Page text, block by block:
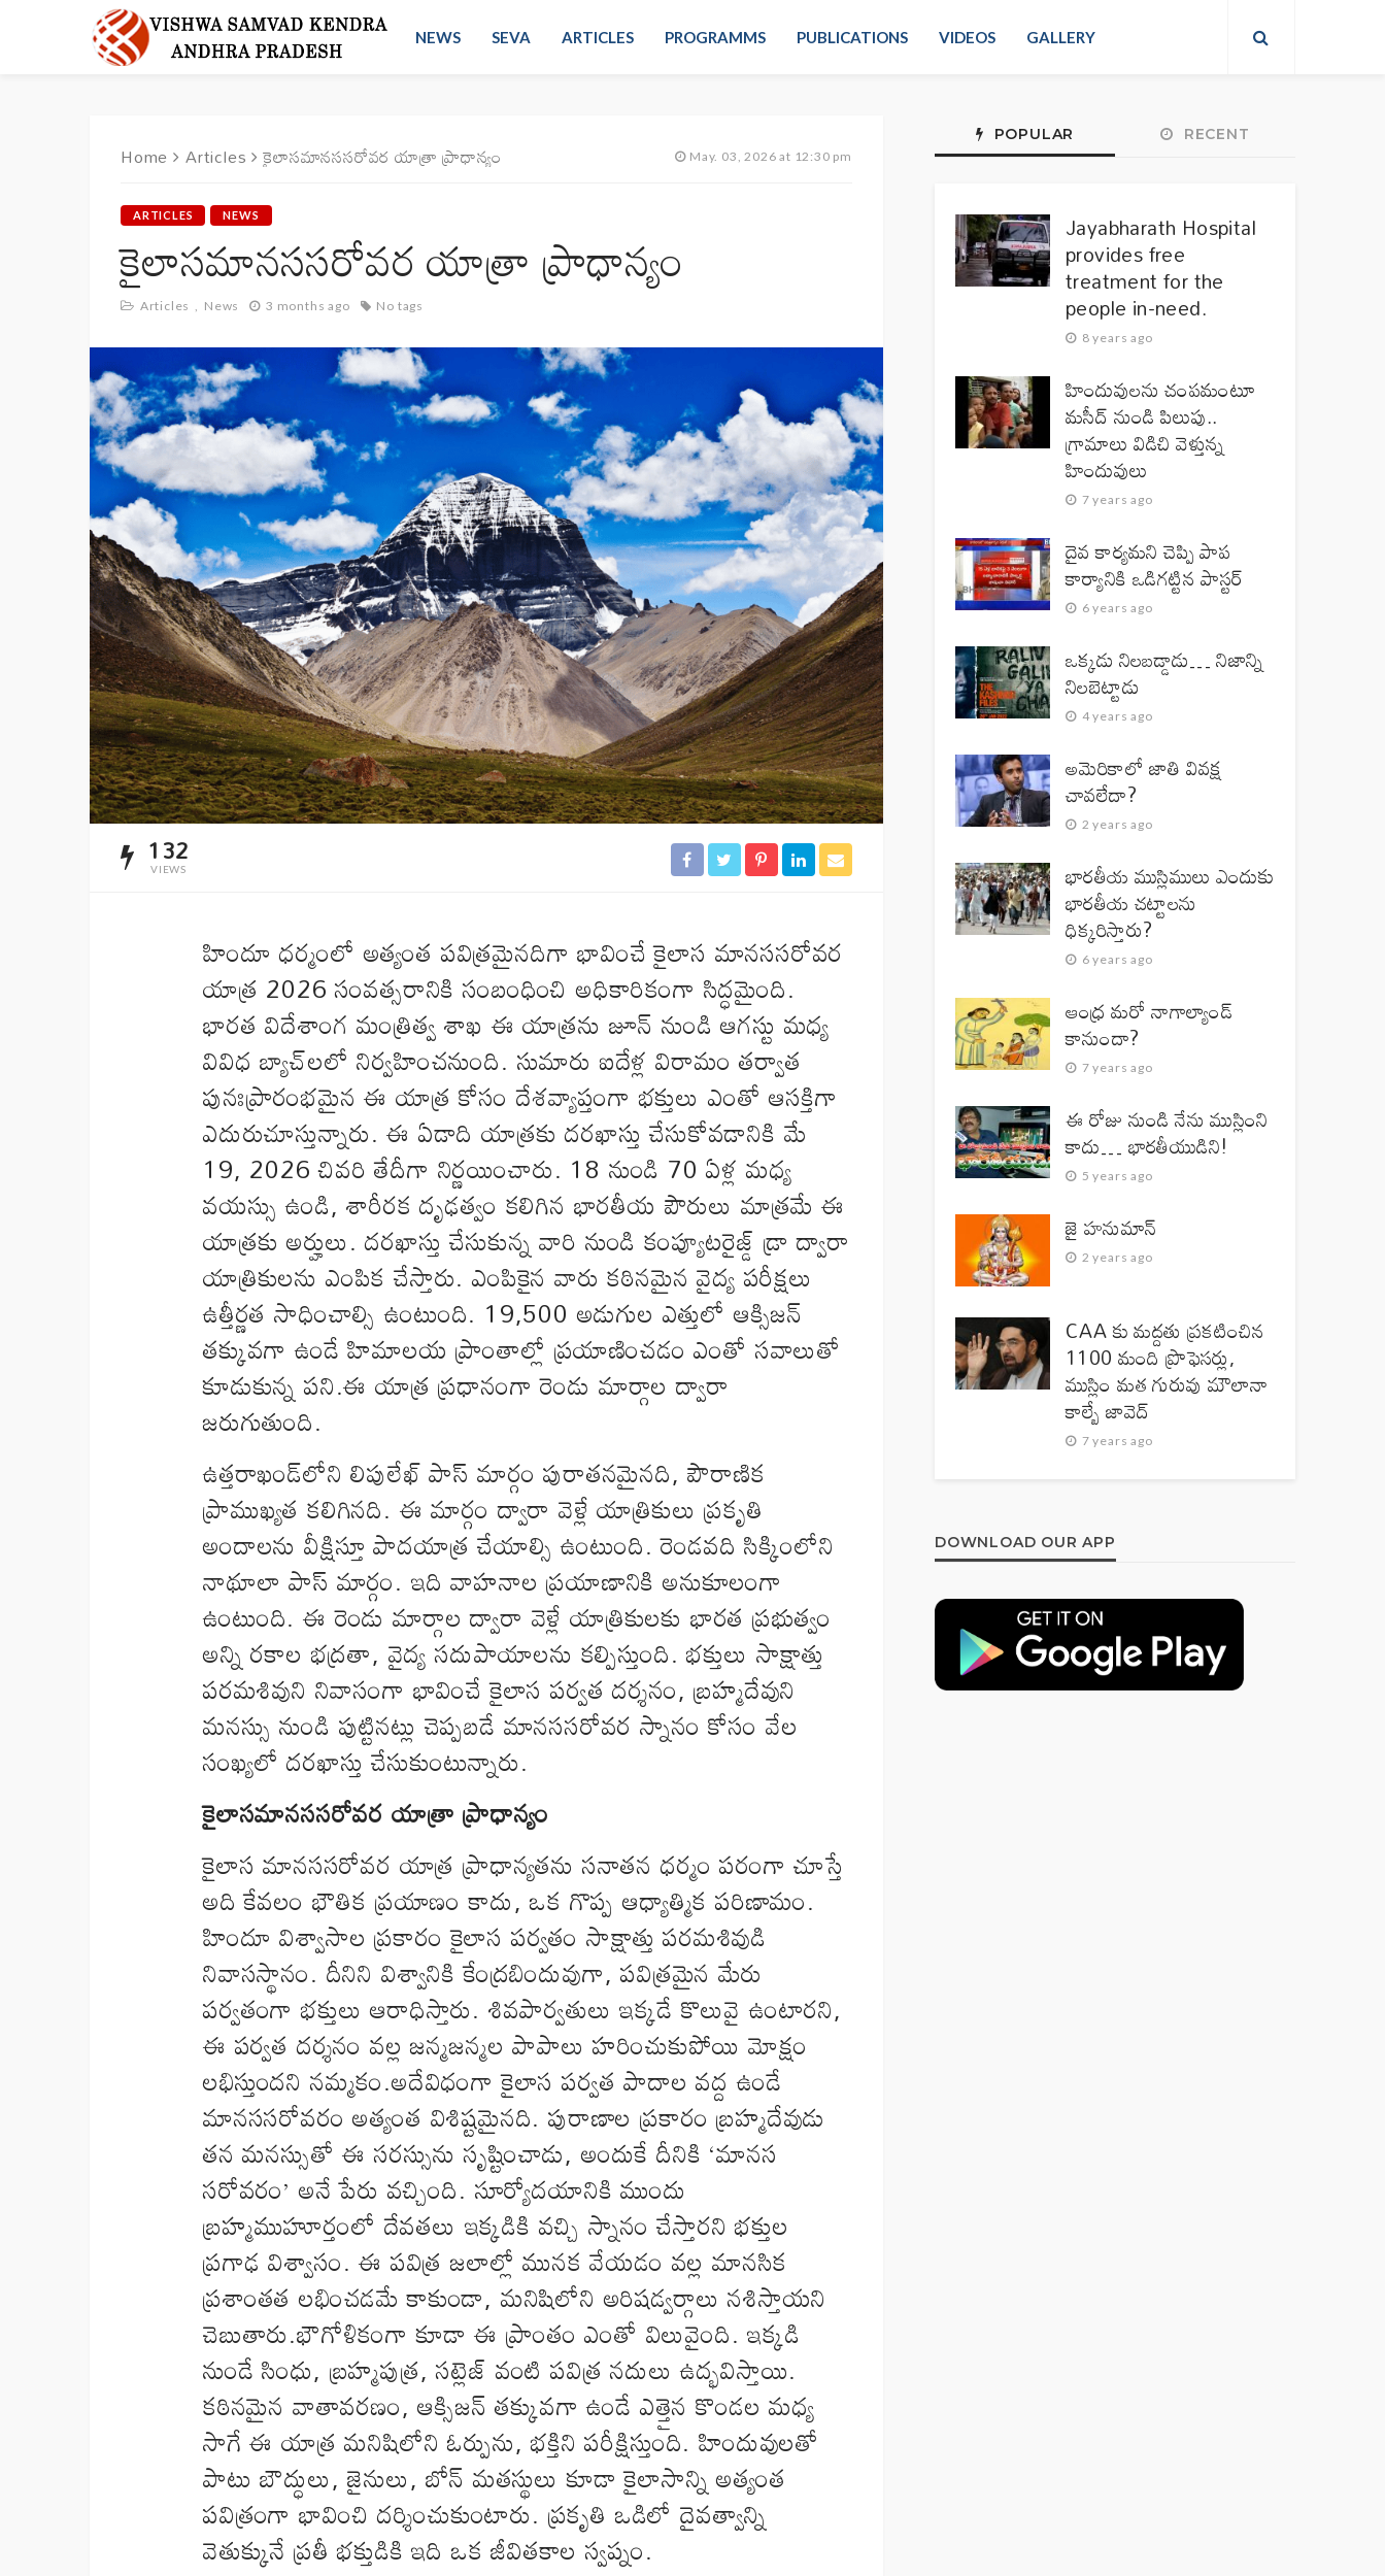
NEWS SEVA ARTICLES PROGRAMMS PUBLICATIONS VIDEOS GALLERY
Home Articles కైలాసమానససరోవర యాత్రా ప్రాధాన్యం May. 03, 2026 at 12:30 pm
ARTICLES NEWS
కైలాసమానససరోవర యాత్రా ప్రాధాన్యం
Articles News 3 months ago No tags
132
VIEWS
హిందూ ధర్మంలో అత్యంత పవిత్రమైనదిగా భావించే కైలాస మానససరోవర
యాత్ర 2026 సంవత్సరానికి సంబంధించి అధికారికంగా సిద్ధమైంది.
భారత విదేశాంగ మంత్రిత్వ శాఖ ఈ యాత్రను జూన్ నుండి ఆగస్టు మధ్య
వివిధ బ్యాచ్‌లలో నిర్వహించనుంది. సుమారు ఐదేళ్ల విరామం తర్వాత
పునఃప్రారంభమైన ఈ యాత్ర కోసం దేశవ్యాప్తంగా భక్తులు ఎంతో ఆసక్తిగా
ఎదురుచూస్తున్నారు. ఈ ఏడాది యాత్రకు దరఖాస్తు చేసుకోవడానికి మే
19, 2026 చివరి తేదీగా నిర్ణయించారు. 18 నుండి 70 ఏళ్ల మధ్య
వయస్సు ఉండి, శారీరక దృఢత్వం కలిగిన భారతీయ పౌరులు మాత్రమే ఈ
యాత్రకు అర్హులు. దరఖాస్తు చేసుకున్న వారి నుండి కంప్యూటరైజ్డ్ డ్రా ద్వారా
యాత్రికులను ఎంపిక చేస్తారు. ఎంపికైన వారు కఠినమైన వైద్య పరీక్షలు
ఉత్తీర్ణత సాధించాల్సి ఉంటుంది. 19,500 అడుగుల ఎత్తులో ఆక్సిజన్
తక్కువగా ఉండే హిమాలయ ప్రాంతాల్లో ప్రయాణించడం ఎంతో సవాలుతో
కూడుకున్న పని.ఈ యాత్ర ప్రధానంగా రెండు మార్గాల ద్వారా
జరుగుతుంది.
ఉత్తరాఖండ్‌లోని లిపులేఖ్ పాస్ మార్గం పురాతనమైనది, పౌరాణిక
ప్రాముఖ్యత కలిగినది. ఈ మార్గం ద్వారా వెళ్లే యాత్రికులు ప్రకృతి
అందాలను వీక్షిస్తూ పాదయాత్ర చేయాల్సి ఉంటుంది. రెండవది సిక్కింలోని
నాథూలా పాస్ మార్గం. ఇది వాహనాల ప్రయాణానికి అనుకూలంగా
ఉంటుంది. ఈ రెండు మార్గాల ద్వారా వెళ్లే యాత్రికులకు భారత ప్రభుత్వం
అన్ని రకాల భద్రతా, వైద్య సదుపాయాలను కల్పిస్తుంది. భక్తులు సాక్షాత్తు
పరమశివుని నివాసంగా భావించే కైలాస పర్వత దర్శనం, బ్రహ్మదేవుని
మనస్సు నుండి పుట్టినట్లు చెప్పబడే మానససరోవర స్నానం కోసం వేల
సంఖ్యలో దరఖాస్తు చేసుకుంటున్నారు.
కైలాసమానససరోవర యాత్రా ప్రాధాన్యం
కైలాస మానససరోవర యాత్ర ప్రాధాన్యతను సనాతన ధర్మం పరంగా చూస్తే
అది కేవలం భౌతిక ప్రయాణం కాదు, ఒక గొప్ప ఆధ్యాత్మిక పరిణామం.
హిందూ విశ్వాసాల ప్రకారం కైలాస పర్వతం సాక్షాత్తు పరమశివుడి
నివాసస్థానం. దీనిని విశ్వానికి కేంద్రబిందువుగా, పవిత్రమైన మేరు
పర్వతంగా భక్తులు ఆరాధిస్తారు. శివపార్వతులు ఇక్కడే కొలువై ఉంటారని,
ఈ పర్వత దర్శనం వల్ల జన్మజన్మల పాపాలు హరించుకుపోయి మోక్షం
లభిస్తుందని నమ్మకం.అదేవిధంగా కైలాస పర్వత పాదాల వద్ద ఉండే
మానససరోవరం అత్యంత విశిష్టమైనది. పురాణాల ప్రకారం బ్రహ్మదేవుడు
తన మనస్సుతో ఈ సరస్సును సృష్టించాడు, అందుకే దీనికి ‘మానస
సరోవరం’ అనే పేరు వచ్చింది. సూర్యోదయానికి ముందు
బ్రహ్మముహూర్తంలో దేవతలు ఇక్కడికి వచ్చి స్నానం చేస్తారని భక్తుల
ప్రగాఢ విశ్వాసం. ఈ పవిత్ర జలాల్లో మునక వేయడం వల్ల మానసిక
ప్రశాంతత లభించడమే కాకుండా, మనిషిలోని అరిషడ్వర్గాలు నశిస్తాయని
చెబుతారు.భౌగోళికంగా కూడా ఈ ప్రాంతం ఎంతో విలువైంది. ఇక్కడి
నుండే సింధు, బ్రహ్మపుత్ర, సట్లెజ్ వంటి పవిత్ర నదులు ఉద్భవిస్తాయి.
కఠినమైన వాతావరణం, ఆక్సిజన్ తక్కువగా ఉండే ఎత్తైన కొండల మధ్య
సాగే ఈ యాత్ర మనిషిలోని ఓర్పును, భక్తిని పరీక్షిస్తుంది. హిందువులతో
పాటు బౌద్ధులు, జైనులు, బోన్ మతస్థులు కూడా కైలాసాన్ని అత్యంత
పవిత్రంగా భావించి దర్శించుకుంటారు. ప్రకృతి ఒడిలో దైవత్వాన్ని
వెతుక్కునే ప్రతీ భక్తుడికి ఇది ఒక జీవితకాల స్వప్నం.
POPULAR RECENT
Jayabharath Hospital
provides free
treatment for the
people in-need.
8 years ago
హిందువులను చంపమంటూ
మసీద్ నుండి పిలుపు..
గ్రామాలు విడిచి వెళ్తున్న
హిందువులు
7 years ago
దైవ కార్యమని చెప్పి పాప
కార్యానికి ఒడిగట్టిన పాస్టర్
6 years ago
ఒక్కడు నిలబడ్డాడు… నిజాన్ని
నిలబెట్టాడు
4 years ago
అమెరికాలో జాతి వివక్ష
చావలేదా?
2 years ago
భారతీయ ముస్లిములు ఎందుకు
భారతీయ చట్టాలను
ధిక్కరిస్తారు?
6 years ago
ఆంధ్ర మరో నాగాల్యాండ్
కానుందా?
7 years ago
ఈ రోజు నుండి నేను ముస్లింని
కాదు… భారతీయుడిని!
5 years ago
జై హనుమాన్‌
2 years ago
CAA కు మద్దతు ప్రకటించిన
1100 మంది ప్రొఫెసర్లు,
ముస్లిం మత గురువు మౌలానా
కాల్బే జావెద్‌
7 years ago
DOWNLOAD OUR APP